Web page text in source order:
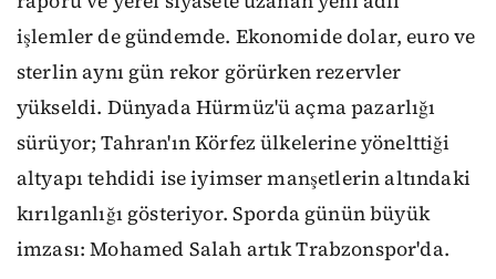
işlemler de gündemde. Ekonomide dolar, euro ve
sterlin aynı gün rekor görürken rezervler
yükseldi. Dünyada Hürmüz'ü açma pazarlığı
sürüyor; Tahran'ın Körfez ülkelerine yönelttiği
altyapı tehdidi ise iyimser manşetlerin altındaki
kırılganlığı gösteriyor. Sporda günün büyük
imzası: Mohamed Salah artık Trabzonspor'da.